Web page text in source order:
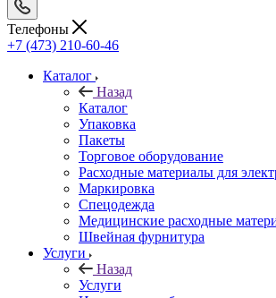
Телефоны
+7 (473) 210-60-46
Каталог
Назад
Каталог
Упаковка
Пакеты
Торговое оборудование
Расходные материалы для
Маркировка
Спецодежда
Медицинские расходные
Швейная фурнитура
Услуги
Назад
Услуги